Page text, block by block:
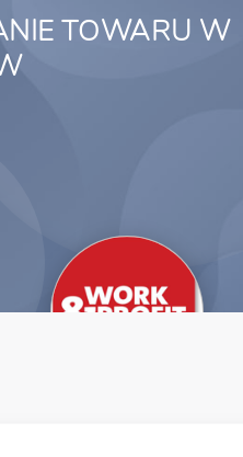
TOWARU W